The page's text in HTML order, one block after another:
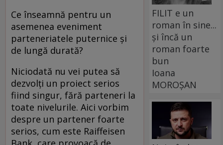
Ce înseamnă pentru un
asemenea eveniment
parteneriatele puternice şi
de lungă durată?
Niciodată nu vei putea să
dezvolţi un proiect serios
fiind singur, fără parteneri la
toate nivelurile. Aici vorbim
despre un partener foarte
serios, cum este Raiffeisen
FILIT e un
roman în sine...
și încă un
roman foarte
bun
Ioana
MOROȘAN